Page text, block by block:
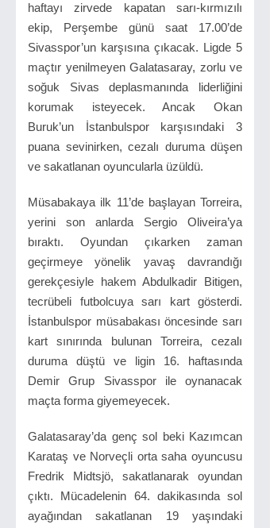
haftayı zirvede kapatan sarı-kırmızılı
ekip, Perşembe günü saat 17.00’de
Sivasspor’un karşısına çıkacak. Ligde 5
maçtır yenilmeyen Galatasaray, zorlu ve
soğuk Sivas deplasmanında liderliğini
korumak isteyecek. Ancak Okan
Buruk’un İstanbulspor karşısındaki 3
puana sevinirken, cezalı duruma düşen
ve sakatlanan oyuncularla üzüldü.
Müsabakaya ilk 11’de başlayan Torreira,
yerini son anlarda Sergio Oliveira’ya
bıraktı. Oyundan çıkarken zaman
geçirmeye yönelik yavaş davrandığı
gerekçesiyle hakem Abdulkadir Bitigen,
tecrübeli futbolcuya sarı kart gösterdi.
İstanbulspor müsabakası öncesinde sarı
kart sınırında bulunan Torreira, cezalı
duruma düştü ve ligin 16. haftasında
Demir Grup Sivasspor ile oynanacak
maçta forma giyemeyecek.
Galatasaray’da genç sol beki Kazımcan
Karataş ve Norveçli orta saha oyuncusu
Fredrik Midtsjö, sakatlanarak oyundan
çıktı. Mücadelenin 64. dakikasında sol
ayağından sakatlanan 19 yaşındaki